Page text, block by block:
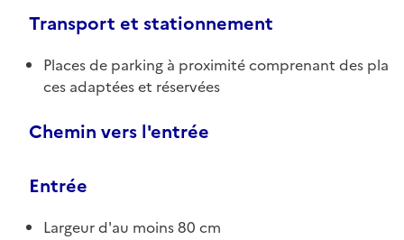
Transport et stationnement
Places de parking à proximité comprenant des pla
ces adaptées et réservées
Chemin vers l'entrée
Entrée
Largeur d'au moins 80 cm